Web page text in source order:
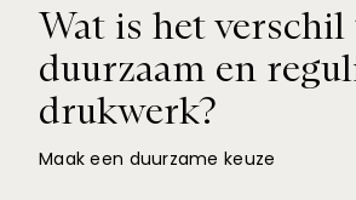
Wat is het verschil
duurzaam en
drukwerk?
Maak een duurzame keuze